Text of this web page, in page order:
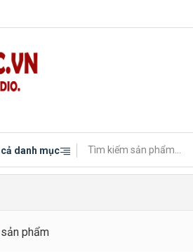
danh mục
sản phẩm